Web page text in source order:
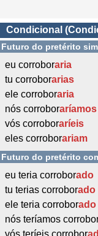
Condicional
Futuro do pretérito
eu corroboraria
tu corroborarias
ele corroboraria
nós corroboraríamos
vós corroboraríeis
eles corroborariam
Futuro do pretérito
eu teria corroborado
tu terias corroborado
ele teria corroborado
nós teríamos
vós teríeis corrobor